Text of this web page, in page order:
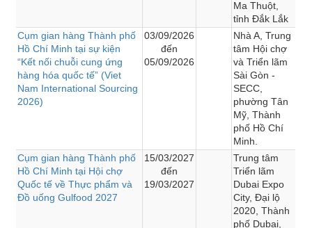
Ma Thuột,
tỉnh Đắk Lắk
Cụm gian hàng Thành phố
Hồ Chí Minh tại sự kiện
“Kết nối chuỗi cung ứng
hàng hóa quốc tế” (Viet
Nam International Sourcing
2026)
03/09/2026
đến
05/09/2026
Nhà A, Trung
tâm Hội chợ
và Triển lãm
Sài Gòn -
SECC,
phường Tân
Mỹ, Thành
phố Hồ Chí
Minh.
Cụm gian hàng Thành phố
Hồ Chí Minh tại Hội chợ
Quốc tế về Thực phẩm và
Đồ uống Gulfood 2027
15/03/2027
đến
19/03/2027
Trung tâm
Triển lãm
Dubai Expo
City, Đại lộ
2020, Thành
phố Dubai,